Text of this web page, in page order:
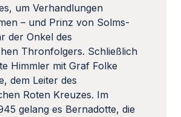
um Verhandlungen
– und Prinz von Solms-
der Onkel des
Thronfolgers. Schließlich
Himmler mit Graf Folke
dem Leiter des
Roten Kreuzes. Im
gelang es Bernadotte, die